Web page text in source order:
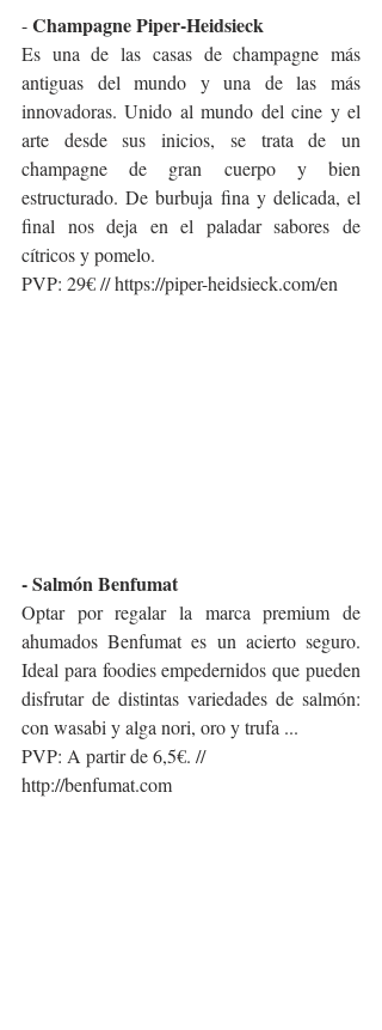
- Champagne Piper-Heidsieck
Es una de las casas de champagne más
antiguas del mundo y una de las más
innovadoras. Unido al mundo del cine y el
arte desde sus inicios, se trata de un
champagne de gran cuerpo y bien
estructurado. De burbuja fina y delicada, el
final nos deja en el paladar sabores de
cítricos y pomelo.
PVP: 29€ // https://piper-heidsieck.com/en
- Salmón Benfumat
Optar por regalar la marca premium de
ahumados Benfumat es un acierto seguro.
Ideal para foodies empedernidos que pueden
disfrutar de distintas variedades de salmón:
con wasabi y alga nori, oro y trufa ...
PVP: A partir de 6,5€. //
http://benfumat.com